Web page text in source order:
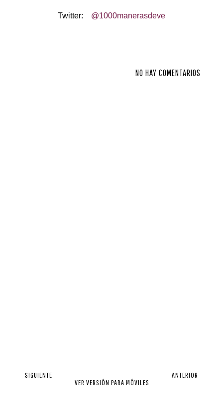
Twitter: @1000manerasdeve
NO HAY COMENTARIOS
SIGUIENTE
ANTERIOR
VER VERSIÓN PARA MÓVILES